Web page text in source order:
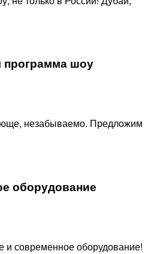
программа шоу​
незабываемо. Предложим
оборудование
и современное оборудование!